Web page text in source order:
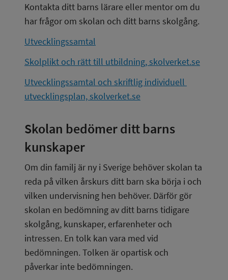
Kontakta ditt barns lärare eller mentor om du
har frågor om skolan och ditt barns skolgång.
Utvecklingssamtal
Skolplikt och rätt till utbildning, skolverket.se
Utvecklingssamtal och skriftlig individuell
utvecklingsplan, skolverket.se
Skolan bedömer ditt barns
kunskaper
Om din familj är ny i Sverige behöver skolan ta
reda på vilken årskurs ditt barn ska börja i och
vilken undervisning hen behöver. Därför gör
skolan en bedömning av ditt barns tidigare
skolgång, kunskaper, erfarenheter och
intressen. En tolk kan vara med vid
bedömningen. Tolken är opartisk och
påverkar inte bedömningen.